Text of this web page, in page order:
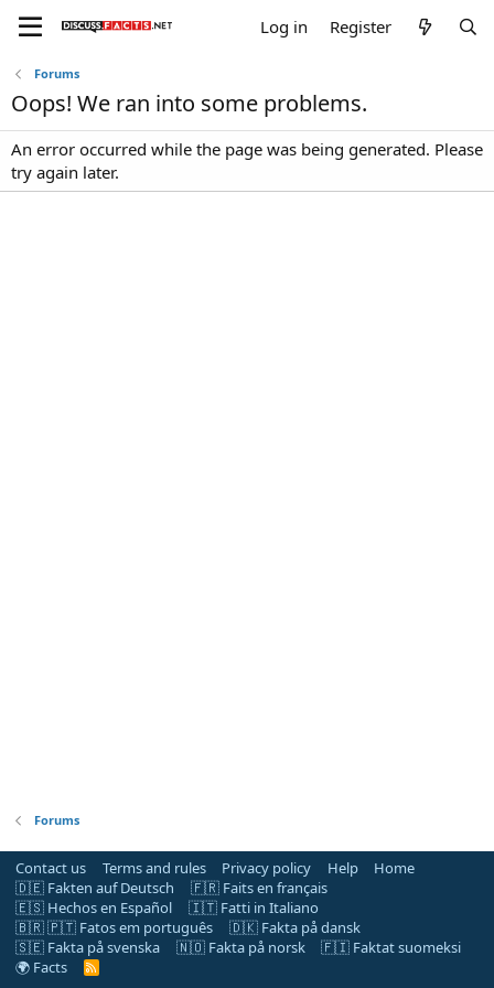
Log in Register
Forums
Oops! We ran into some problems.
An error occurred while the page was being generated. Please
try again later.
Forums
Contact us Terms and rules Privacy policy Help
Home
🇩🇪 Fakten auf Deutsch
🇫🇷 Faits en français
🇪🇸 Hechos en Español
🇮🇹 Fatti in Italiano
🇧🇷 🇵🇹 Fatos em português
🇩🇰 Fakta på dansk
🇸🇪 Fakta på svenska
🇳🇴 Fakta på norsk
🇫🇮 Faktat suomeksi
🌍 Facts
R